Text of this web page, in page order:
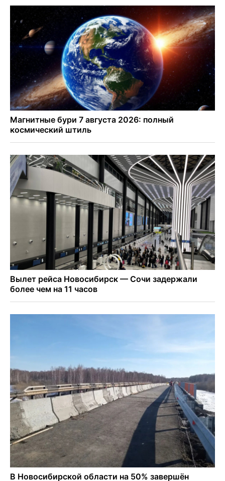
В Новосибирске по КРТ сдали первую очередь
миниполиса «Фора»
О пустырях в центре Новосибирска из-за лимита
площади КРТ предупредили эксперты